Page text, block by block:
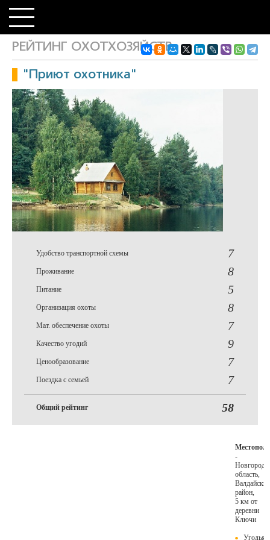
РЕЙТИНГ ОХОТХОЗЯЙСТВ
"Приют охотника"
Удобство транспортной схемы 7
Проживание 8
Питание 5
Организация охоты 8
Мат. обеспечение охоты 7
Качество угодий 9
Ценообразование 7
Поездка с семьей 7
Общий рейтинг 58
-
область,
Валдайский
район,
5 км от
деревни
Ключи
Угодья